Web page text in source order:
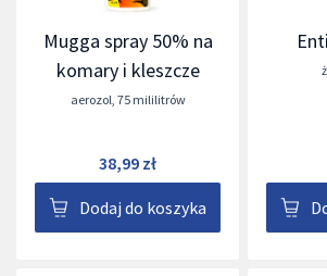
Mugga spray 50% na
komary i kleszcze
aerozol, 75 mililitrów
38,99 zł
Dodaj do koszyka